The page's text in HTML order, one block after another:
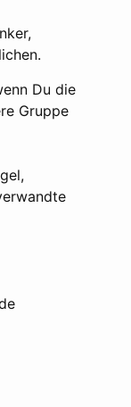
Du die
Gruppe